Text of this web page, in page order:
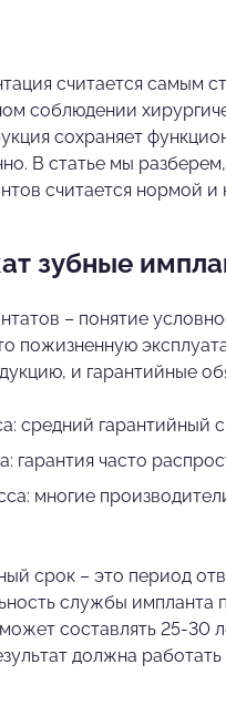
считается
соблюдении
сохраняет
В статье мы
считается нормой и
зубные
– понятие
пожизненную
и гарантийные
средний гарантийный
гарантия часто
многие
срок – это период
службы импланта
составлять 25-30
должна